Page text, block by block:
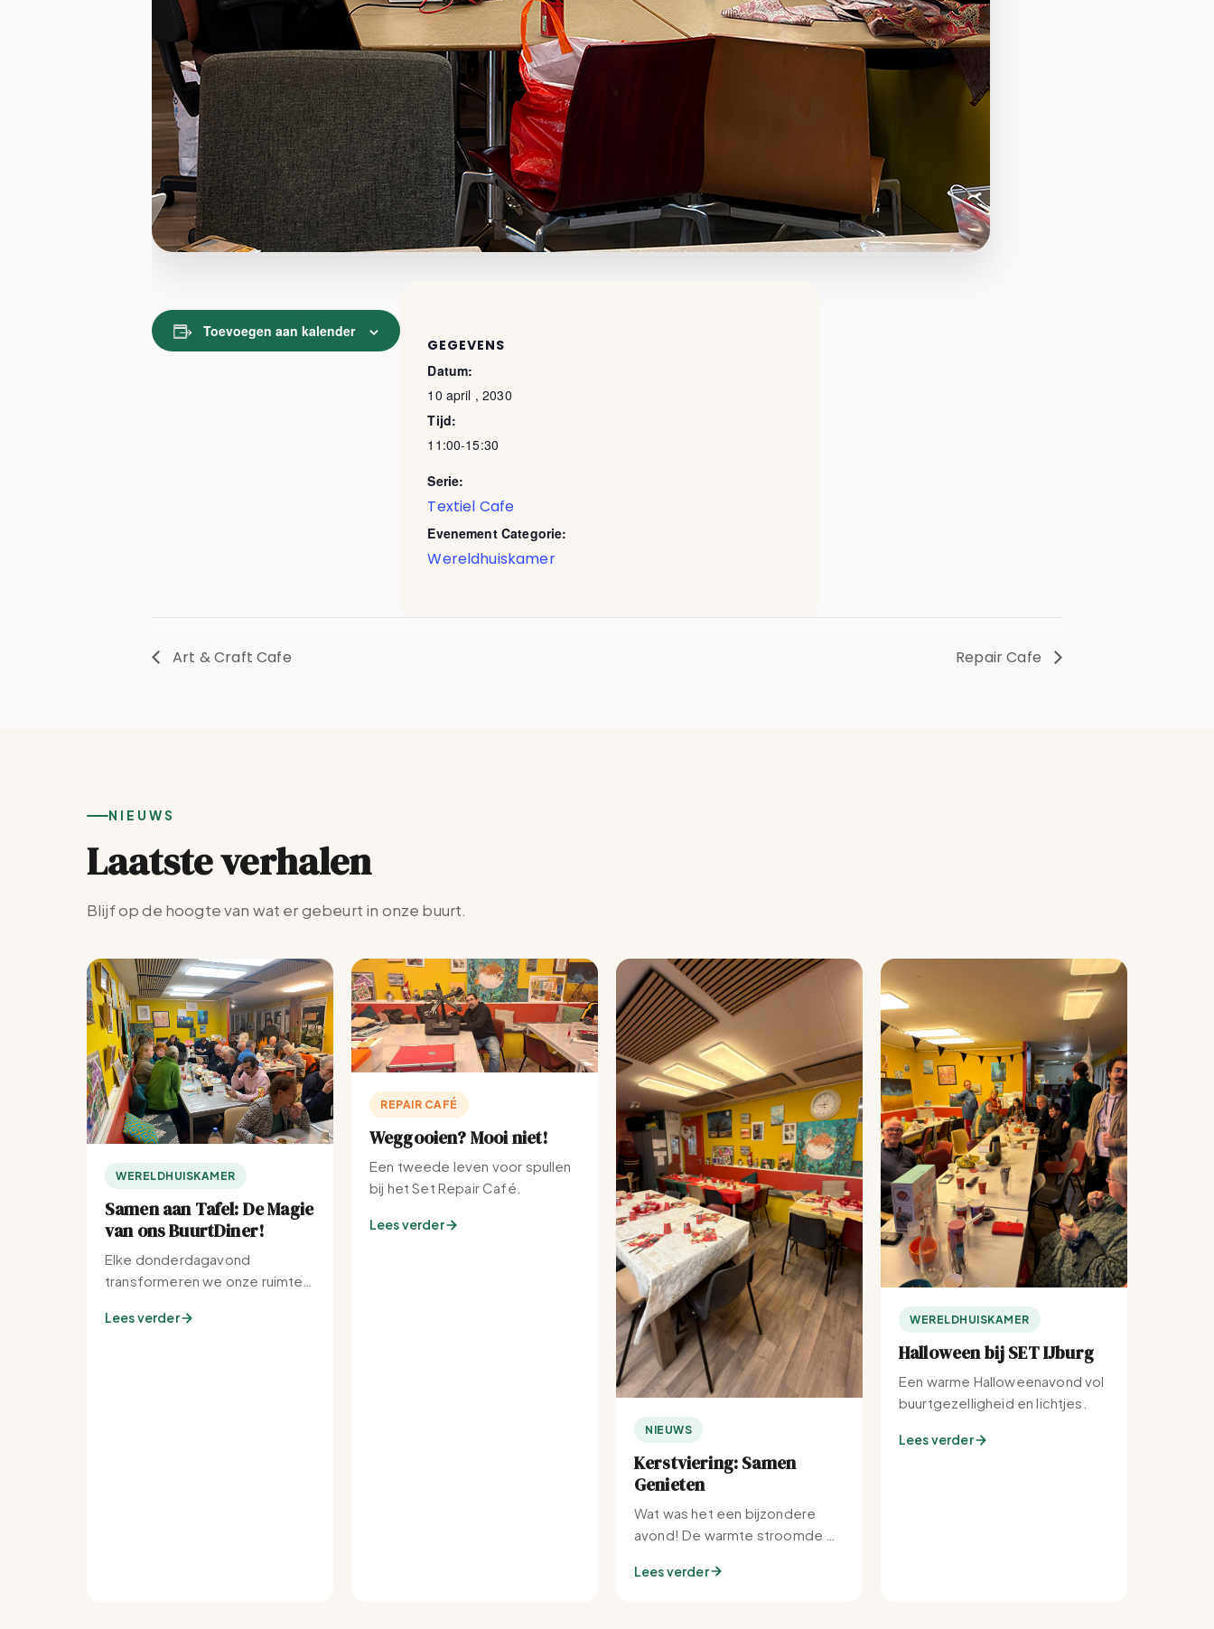
Toevoegen aan kalender
GEGEVENS
Datum:
10 april , 2030
Tijd:
11:00-15:30
Serie:
Textiel Cafe
Evenement Categorie:
Wereldhuiskamer
Art & Craft Cafe Repair Cafe
NIEUWS
Laatste verhalen
Blijf op de hoogte van wat er gebeurt in onze buurt.
WERELDHUISKAMER
Samen aan Tafel: De Magie
van ons BuurtDiner!
Elke donderdagavond
transformeren we onze ruimte
buurt.
Lees verder
REPAIR CAFÉ
Weggooien? Mooi niet!
Een tweede leven voor spullen
bij het Set Repair Café.
Lees verder
NIEUWS
Kerstviering: Samen
Genieten
Wat was het een bijzondere
avond! De warmte stroomde bij
Lees verder
WERELDHUISKAMER
Halloween bij SET IJburg
Een warme Halloweenavond vol
buurtgezelligheid en lichtjes.
Lees verder